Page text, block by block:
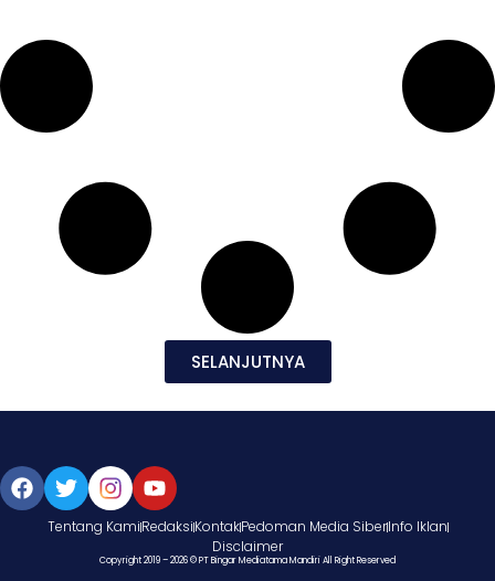
SELANJUTNYA
Tentang KamiRedaksiKontakPedoman Media SiberInfo Iklan
Disclaimer
Copyright 2019 – 2026 © PT Bingar Mediatama Mandiri All Right Reserved